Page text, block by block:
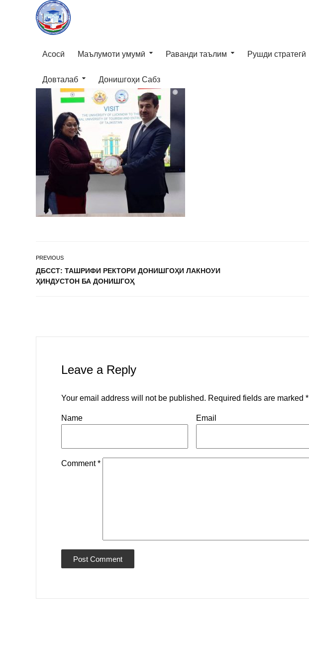
Асосӣ Маълумоти умумӣ Раванди таълим Рушди стратегӣ
Довталаб Донишгоҳи Сабз
PREVIOUS
ДБССТ: ТАШРИФИ РЕКТОРИ ДОНИШГОҲИ ЛАКНОУИ
ҲИНДУСТОН БА ДОНИШГОҲ
Leave a Reply
Your email address will not be published. Required fields are marked *
Name Email
Comment*